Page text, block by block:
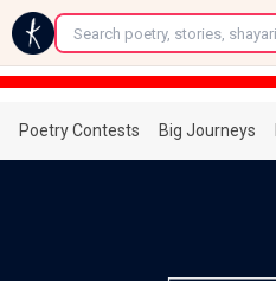
←
Poetry Contests Big Journeys